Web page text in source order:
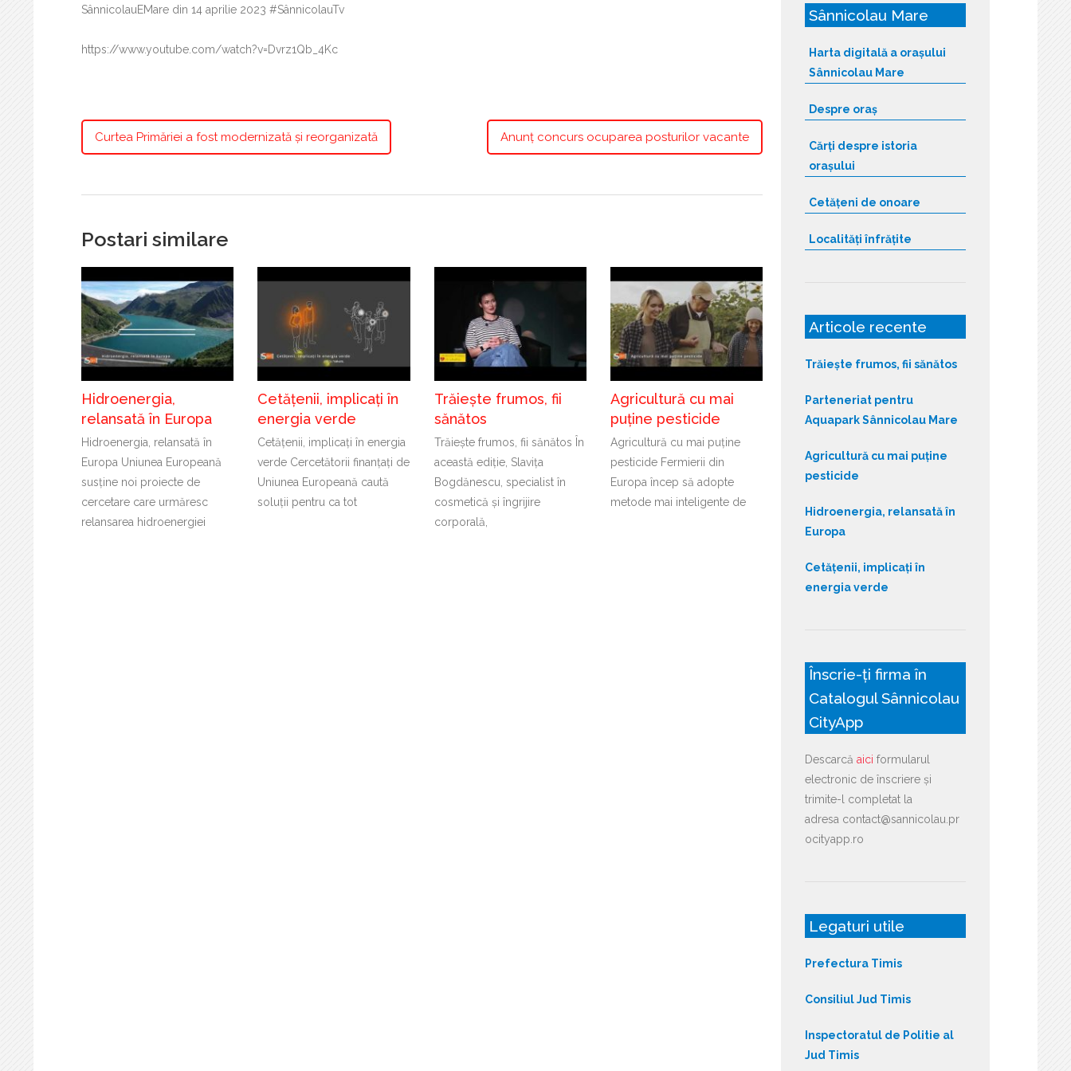
SânnicolauEMare din 14 aprilie 2023 #SânnicolauTv
https://www.youtube.com/watch?v=Dvrz1Qb_4Kc
Curtea Primăriei a fost modernizată și reorganizată Anunț concurs ocuparea posturilor vacante
Postari similare
Hidroenergia,
relansată în Europa
Hidroenergia, relansată în
Europa Uniunea Europeană
susține noi proiecte de
cercetare care urmăresc
relansarea hidroenergiei
Cetățenii, implicați în
energia verde
Cetățenii, implicați în energia
verde Cercetătorii finanțați de
Uniunea Europeană caută
soluții pentru ca tot
Trăiește frumos, fii
sănătos
Trăiește frumos, fii sănătos În
această ediție, Slavița
Bogdănescu, specialist în
cosmetică și îngrijire
corporală,
Agricultură cu mai
puține pesticide
Agricultură cu mai puține
pesticide Fermierii din
Europa încep să adopte
metode mai inteligente de
Sânnicolau Mare
Harta digitală a orașului
Sânnicolau Mare
Despre oraș
Cărți despre istoria
orașului
Cetățeni de onoare
Localități înfrățite
Articole recente
Trăiește frumos, fii sănătos
Parteneriat pentru
Aquapark Sânnicolau Mare
Agricultură cu mai puține
pesticide
Hidroenergia, relansată în
Europa
Cetățenii, implicați în
energia verde
Înscrie-ți firma în
Catalogul Sânnicolau
CityApp
Descarcă aici formularul
electronic de înscriere și
trimite-l completat la
adresa contact@sannicolau.pr
ocityapp.ro
Legaturi utile
Prefectura Timis
Consiliul Jud Timis
Inspectoratul de Politie al
Jud Timis